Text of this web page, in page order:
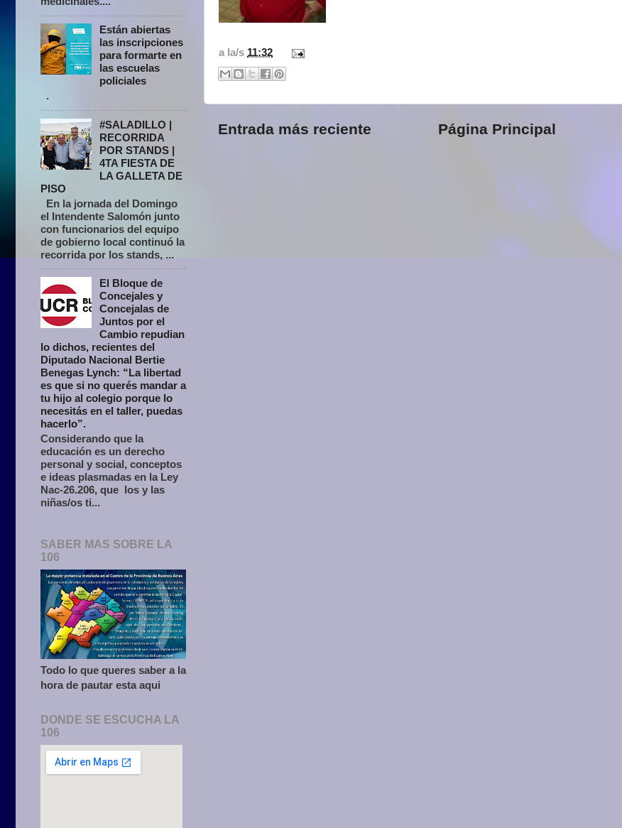
a la/s 11:32
Entrada más reciente Página Principal
Están abiertas
las inscripciones
para formarte en
las escuelas
policiales
.
#SALADILLO |
RECORRIDA
POR STANDS |
4TA FIESTA DE
LA GALLETA DE
PISO
En la jornada del Domingo
el Intendente Salomón junto
con funcionarios del equipo
de gobierno local continuó la
recorrida por los stands, ...
El Bloque de
Concejales y
Concejalas de
Juntos por el
Cambio repudian
lo dichos, recientes del
Diputado Nacional Bertie
Benegas Lynch: “La libertad
es que si no querés mandar a
tu hijo al colegio porque lo
necesitás en el taller, puedas
hacerlo”.
Considerando que la
educación es un derecho
personal y social, conceptos
e ideas plasmadas en la Ley
Nac-26.206, que los y las
niñas/os ti...
SABER MAS SOBRE LA
106
Todo lo que queres saber a la
hora de pautar esta aqui
DONDE SE ESCUCHA LA
106